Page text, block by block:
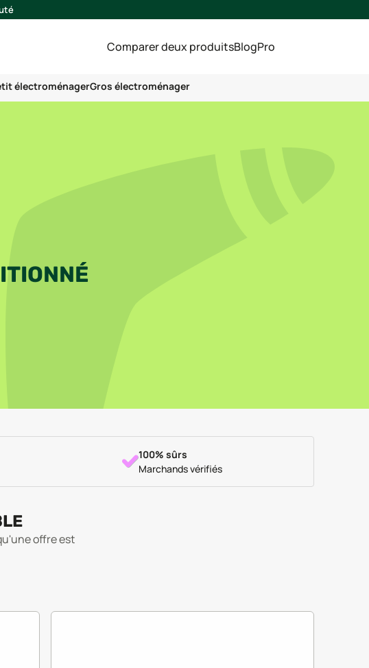
Comparer deux produitsBlogPro
électroménagerGros électroménager
100% sûrs
Marchands vérifiés
offre est